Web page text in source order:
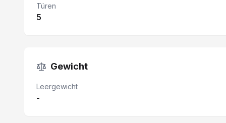
Türen
5
Gewicht
Leergewicht
-